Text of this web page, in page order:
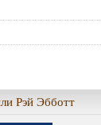
Рэй Эбботт